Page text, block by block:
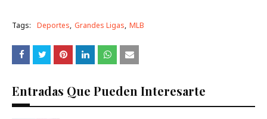
Tags: Deportes Grandes Ligas MLB
Entradas Que Pueden Interesarte